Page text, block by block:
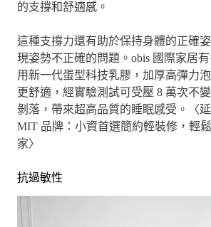
的支撐和舒適感。
這種支撐力還有助於保持身體的正確
現姿勢不正確的問題。obis 國際家居
用新一代蛋型科技乳膠，加厚高彈力
更舒適，經實驗測試可受壓 8 萬次不
剝落，帶來超高品質的睡眠感受。〈
MIT 品牌：小資首選簡約輕裝修，輕
家〉
抗過敏性